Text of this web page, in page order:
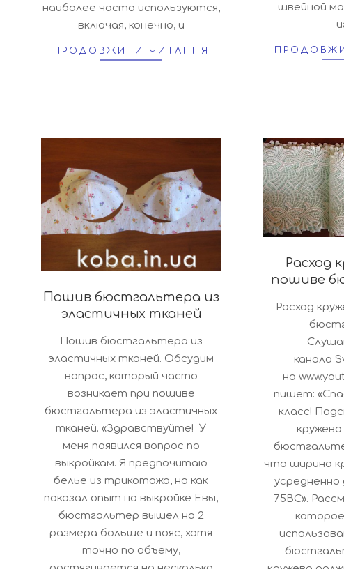
наиболее часто используются,
включая, конечно, и
ПРОДОВЖИТИ ЧИТАННЯ
швейной
Пошив бюстгальтера из
эластичных тканей
23
Пошив бюстгальтера из
эластичных тканей. Обсудим
вопрос, который часто
возникает при пошиве
бюстгальтера из эластичных
тканей. «Здравствуйте! У
меня появился вопрос по
выкройкам. Я предпочитаю
белье из трикотажа, но как
показал опыт на выкройке Евы,
бюстгальтер вышел на 2
размера больше и пояс, хотя
точно по объему,
Расход
пошиве
07-
Расход
канала
на
пишет:
класс!
что ширина
усредненно
75ВС».